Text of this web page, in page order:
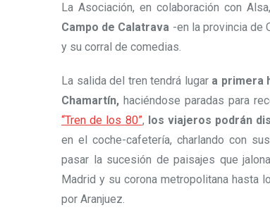
La Asociación, en colaboración con Alsa,
Campo de Calatrava -en la provincia de
y su corral de comedias.
La salida del tren tendrá lugar a primera
Chamartín, haciéndose paradas para
“Tren de los 80”, los viajeros podrán
en el coche-cafetería, charlando con
pasar la sucesión de paisajes que
Madrid y su corona metropolitana hasta
por Aranjuez.